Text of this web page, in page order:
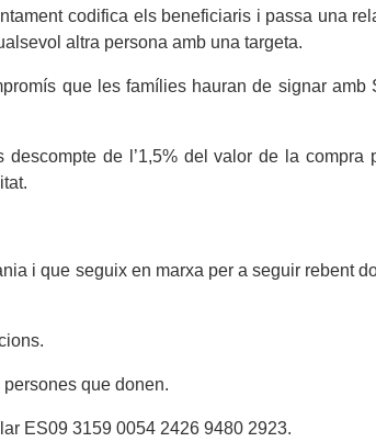
codifica els beneficiaris i passa una
altra persona amb una targeta.
que les famílies hauran de signar
de l’1,5% del valor de la
i que seguix en marxa per a seguir rebent
que donen.
ES09 3159 0054 2426 9480 2923.